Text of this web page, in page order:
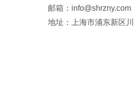
邮箱：info@shrzny.com
地址：上海市浦东新区